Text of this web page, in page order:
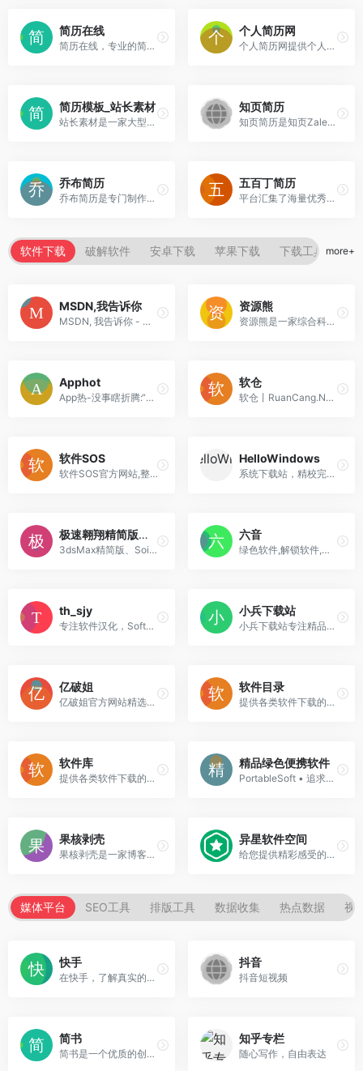
简历在线
简历在线，专业的简历模板下载网站，提供经典、创意个人简历模板、套装个人简历模板（简历封面+简历内容+自荐信）多种不同风格简历模板下载与制作的专业网站。
个人简历网
个人简历网提供个人简历模板、简历表格，简历封面等制作资料；以及简历写作指导；提供求职全程指导、面试笔试指南、职场生存指导。
简历模板_站长素材
站长素材是一家大型综合设计类素材网站，提供高清图片素材、PSD素材、PPT模板、网页模板、脚本素材、简历模板、QQ表情、矢量素材、3D素材、酷站欣赏、Flash动画等设计素材，免费安全快速下载。
知页简历
知页简历是知页Zalent联合多位资深上市企业HR共同设计开发的智能简历制作工具，为应届生和求职者提供专业、优雅、简洁的中英文简历模板、案例及具有辅助填写功能的简历编辑器。
乔布简历
乔布简历是专门制作简历的网站，提供海量的优秀富有创意的电子版简历模板、大学生简历模板、中英文简历模板下载。
五百丁简历
平台汇集了海量优秀行业范例，精美模板，可以满足求职者的各类简历需求，有效提升求职成功率
软件下载 破解软件 安卓下载 苹果下载 下载工具 在
more+
MSDN,我告诉你
MSDN, 我告诉你 - 做一个安静的工具站
资源熊
资源熊是一家综合科技网站，致力分享绿色软件、影视资源、免费游戏、活动线报、网站源码、网络课程、油猴脚本、浏览器插件等免费资源，专注于分享网络技术资源，努力为各位网友呈现最好的资源！
Apphot
App热-没事瞎折腾:“有理想,有情怀”
软仓
软仓丨RuanCang.Net丨软件仓库
软件SOS
软件SOS官方网站,整合软件安装教程：Office、PS、PR、AE、C4D、Axure、CAD、3DMax等常用办公、平面设计、室内设计软件等商业软件激活,提供Windows和Mac版本免费下载资源、安装使用教程分享。
HelloWindows
系统下载站，精校完整极致的Windows系统下载仓储站。
极速翱翔精简版下载
3dsMax精简版、Soildworks精简版、Revit精简版等下载
六音
绿色软件,解锁软件,软件博客,便携软件,电脑软件,Linux软件,Mac软件等软件下载。
th_sjy
专注软件汉化，Software localization, Sinicization。
小兵下载站
小兵下载站专注精品软件和良心系统十四年
亿破姐
亿破姐官方网站精选互联网优秀软件分享、电脑技术、经验教程、SEO网站优化教程、IT科技资讯为一体的的站点、安全、绿色、放心、YPOJIE.COM找你所需要的 给你我分享的。
软件目录
提供各类软件下载的微信公众号
软件库
提供各类软件下载的微信公众号
精品绿色便携软件
PortableSoft • 追求绿色便携理念，打造清爽干净系统！
果核剥壳
果核剥壳是一家博客类型的资源分享软件，分享绿色软件软件，破解软件，安卓软件，纯净系统等。
异星软件空间
给您提供精彩感受的软件博客！推荐精选好用实用的软件及资源，且有详细的图文评测介绍。大量绿色、好用软件及资源下载。
媒体平台 SEO工具 排版工具 数据收集 热点数据 视
快手
在快手，了解真实的世界，认识有趣的人，也可以记录真实而有趣的自己。
抖音
抖音短视频
简书
简书是一个优质的创作社区，在这里，你可以任性地创作，一篇短文、一张照片、一首诗、一幅画……我们相信，每个人都是生活中的艺术家，有着无穷的创造力。
知乎专栏
随心写作，自由表达